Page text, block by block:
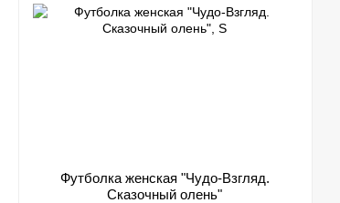
Футболка женская "Чудо-Взгляд.
Сказочный олень"